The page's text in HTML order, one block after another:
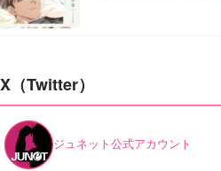
X（Twitter）
ジュネット公式アカウント